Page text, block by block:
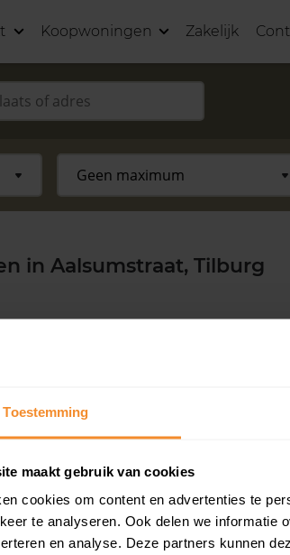
Toestemming
maakt gebruik van cookies
cookies om content en advertenties te
te analyseren. Ook delen we informatie
en analyse. Deze partners kunnen
Koopwoningen Zakelijk
in Aalsumstraat, Tilburg
van de huizenprijzen, woningwaarde